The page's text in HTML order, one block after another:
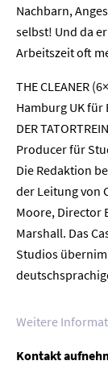
Nachbarn,
selbst! Und da
Arbeitszeit oft
THE CLEANER
Hamburg UK für
DER
Producer für
Die Redaktion
der Leitung von
Moore, Director
Marshall. Das
Studios
Weitere
Kontakt
Home
Presse
Karriere
Newsletter